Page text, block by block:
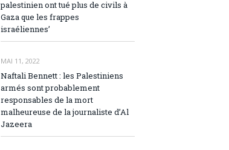
palestinien ont tué plus de civils à
Gaza que les frappes
israéliennes’
MAI 11, 2022
Naftali Bennett : les Palestiniens
armés sont probablement
responsables de la mort
malheureuse de la journaliste d’Al
Jazeera